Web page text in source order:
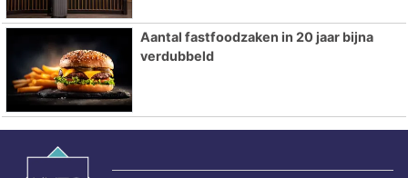
Aantal fastfoodzaken in 20 jaar bijna
verdubbeld